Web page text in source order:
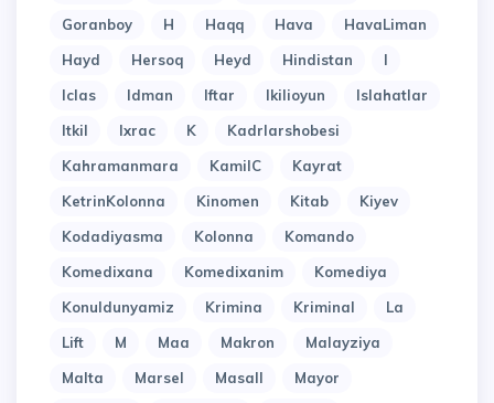
Goranboy
H Haqq Hava
HavaLiman
Hayd
Hersoq Heyd Hindistan
I
Iclas
Idman Iftar Ikilioyun
Islahatlar
Itkil
Ixrac K
Kadrlarshobesi
Kahramanmara
KamilC
Kayrat
KetrinKolonna
Kinomen Kitab
Kiyev
Kodadiyasma
Kolonna
Komando
Komedixana
Komedixanim
Komediya
Konuldunyamiz
Krimina Kriminal
La
Lift
M Maa Makron
Malayziya
Malta
Marsel Masall
Mayor